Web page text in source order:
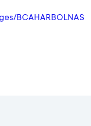
BCAHARBOLNAS